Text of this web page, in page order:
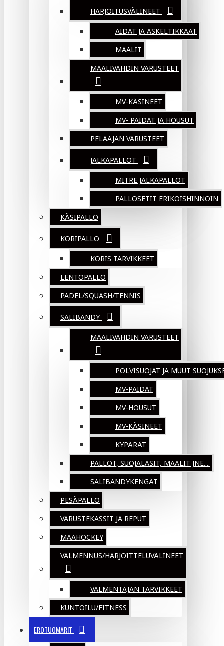
HARJOITUSVÄLINEET
AIDAT JA ASKELTIKKAAT
MAALIT
MAALIVAHDIN VARUSTEET
MV-KÄSINEET
MV- PAIDAT JA HOUSUT
PELAAJAN VARUSTEET
JALKAPALLOT
MITRE JALKAPALLOT
PALLOSETIT ERIKOISHINNOIN
KÄSIPALLO
KORIPALLO
KORIS TARVIKKEET
LENTOPALLO
PADEL/SQUASH/TENNIS
SALIBANDY
MAALIVAHDIN VARUSTEET
POLVISUOJAT JA MUUT
MV-PAIDAT
MV-HOUSUT
MV-KÄSINEET
KYPÄRÄT
PALLOT, SUOJALASIT, MAALIT JNE....
SALIBANDYKENGÄT
PESÄPALLO
VARUSTEKASSIT JA REPUT
MAAHOCKEY
VALMENNUS/HARJOITTELUVÄLINEET
VALMENTAJAN TARVIKKEET
KUNTOILU/FITNESS
EROTUOMARIT